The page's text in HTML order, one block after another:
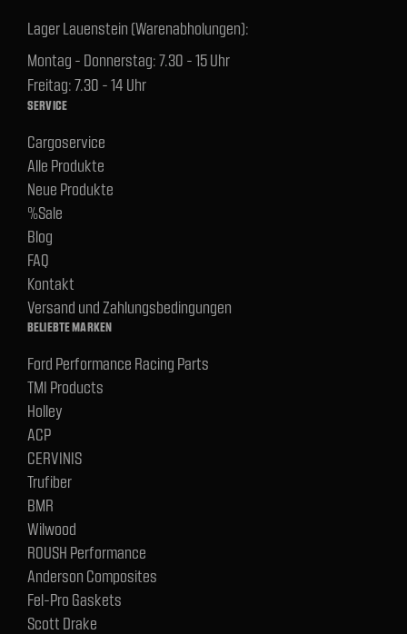
Lager Lauenstein (Warenabholungen):
Montag - Donnerstag: 7.30 - 15 Uhr
Freitag: 7.30 - 14 Uhr
SERVICE
Cargoservice
Alle Produkte
Neue Produkte
%Sale
Blog
FAQ
Kontakt
Versand und Zahlungsbedingungen
BELIEBTE MARKEN
Ford Performance Racing Parts
TMI Products
Holley
ACP
CERVINIS
Trufiber
BMR
Wilwood
ROUSH Performance
Anderson Composites
Fel-Pro Gaskets
Scott Drake